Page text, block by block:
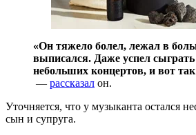
«Он тяжело болел, лежал в
выписался. Даже успел
небольших концертов, и вот так
— рассказал он.
Уточняется, что у музыканта остался
сын и супруга.